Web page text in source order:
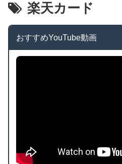
楽天カード
おすすめYouTube動画